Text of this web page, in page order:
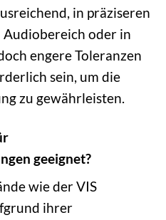
in präziseren
Audiobereich oder in
engere Toleranzen
sein, um die
zu gewährleisten.
geeignet?
wie der VIS
ihrer